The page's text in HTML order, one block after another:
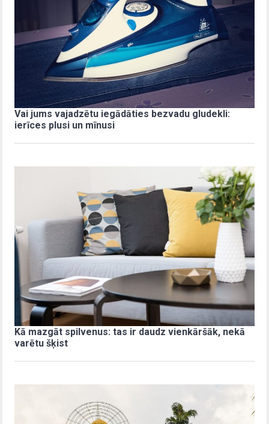
Vai jums vajadzētu iegādāties bezvadu gludekli:
ierīces plusi un mīnusi
Kā mazgāt spilvenus: tas ir daudz vienkāršāk, nekā
varētu šķist